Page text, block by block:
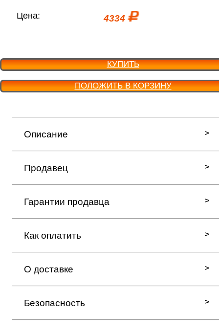
Цена: 4334
КУПИТЬ
ПОЛОЖИТЬ В КОРЗИНУ
Описание
Продавец
Гарантии продавца
Как оплатить
О доставке
Безопасность